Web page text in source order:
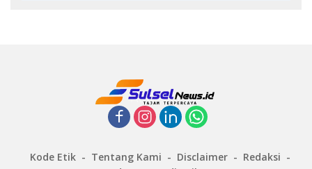
Kode Etik Tentang Kami Disclaimer
Redaksi